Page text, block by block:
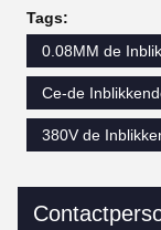
Tags:
0.08MM de
Ce-de
380V de